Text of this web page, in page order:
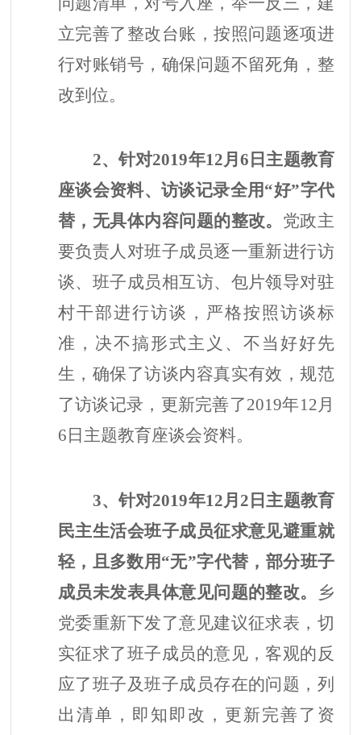
立完善了整改台账，按照问题逐项进
行对账销号，确保问题不留死角，整
改到位。
2、针对2019年12月6日主题教育
座谈会资料、访谈记录全用“好”字代
替，无具体内容问题的整改。 党政主
要负责人对班子成员逐一重新进行访
谈、班子成员相互访、包片领导对驻
村干部进行访谈，严格按照访谈标
准，决不搞形式主义、不当好好先
生，确保了访谈内容真实有效，规范
了访谈记录， 更新完善了2019年12月
6日主题教育座谈会资料。
3、针对2019年12月2日主题教育
民主生活会班子成员征求意见避重就
轻，且多数用“无”字代替，部分班子
成员未发表具体意见问题的整改。
乡
党委重新下发了意见建议征求表，切
实征求了班子成员的意见，客观的反
应了班子及班子成员存在的问题，列
出清单，即知即改，更新完善了资